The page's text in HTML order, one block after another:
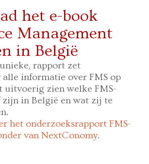
het e-book
Management
in België
rapport zet
informatie over FMS op
uitvoerig zien welke FMS-
zijn in België en wat zij te
het onderzoeksrapport FMS-
van NextConomy.